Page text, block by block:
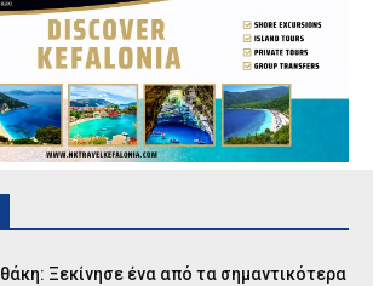
Ιθάκη: Ξεκίνησε ένα από τα σημαντικότερα